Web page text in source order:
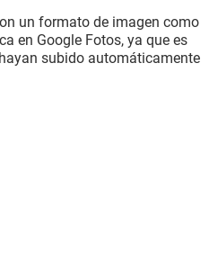
un formato de imagen como
en Google Fotos, ya que es
subido automáticamente